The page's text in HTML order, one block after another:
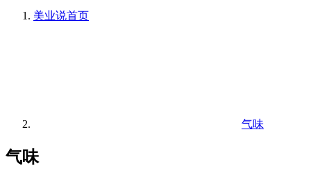
美业说首页
气味
气味